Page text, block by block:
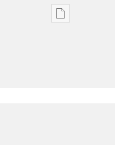
Opsyon